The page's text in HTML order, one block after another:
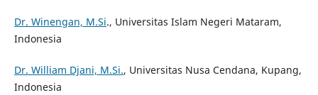
Dr. Winengan, M.Si., Universitas Islam Negeri Mataram,
Indonesia
Dr. William Djani, M.Si., Universitas Nusa Cendana, Kupang,
Indonesia